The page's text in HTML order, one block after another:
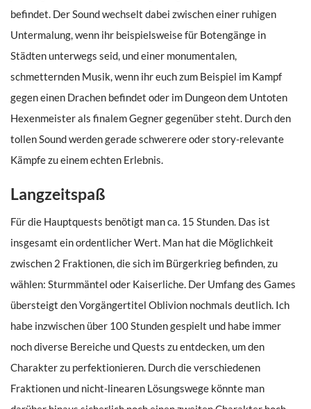
befindet. Der Sound wechselt dabei zwischen einer ruhigen
Untermalung, wenn ihr beispielsweise für Botengänge in
Städten unterwegs seid, und einer monumentalen,
schmetternden Musik, wenn ihr euch zum Beispiel im Kampf
gegen einen Drachen befindet oder im Dungeon dem Untoten
Hexenmeister als finalem Gegner gegenüber steht. Durch den
tollen Sound werden gerade schwerere oder story-relevante
Kämpfe zu einem echten Erlebnis.
Langzeitspaß
Für die Hauptquests benötigt man ca. 15 Stunden. Das ist
insgesamt ein ordentlicher Wert. Man hat die Möglichkeit
zwischen 2 Fraktionen, die sich im Bürgerkrieg befinden, zu
wählen: Sturmmäntel oder Kaiserliche. Der Umfang des Games
übersteigt den Vorgängertitel Oblivion nochmals deutlich. Ich
habe inzwischen über 100 Stunden gespielt und habe immer
noch diverse Bereiche und Quests zu entdecken, um den
Charakter zu perfektionieren. Durch die verschiedenen
Fraktionen und nicht-linearen Lösungswege könnte man